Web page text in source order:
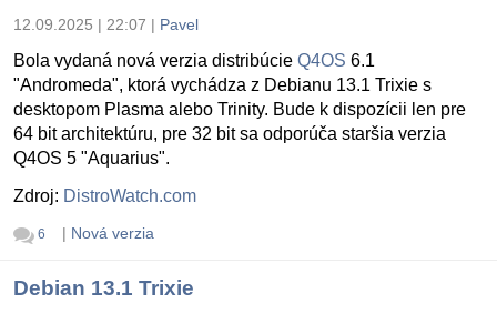
12.09.2025 | 22:07 | Pavel
Bola vydaná nová verzia distribúcie Q4OS 6.1
"Andromeda", ktorá vychádza z Debianu 13.1 Trixie s
desktopom Plasma alebo Trinity. Bude k dispozícii len pre
64 bit architektúru, pre 32 bit sa odporúča staršia verzia
Q4OS 5 "Aquarius".
Zdroj: DistroWatch.com
6 | Nová verzia
Debian 13.1 Trixie